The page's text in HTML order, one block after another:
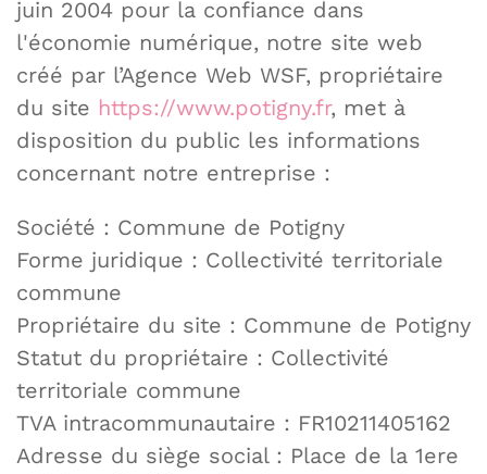
juin 2004 pour la confiance dans
l'économie numérique, notre site web
créé par l’Agence Web WSF, propriétaire
du site https://www.potigny.fr, met à
disposition du public les informations
concernant notre entreprise :
Société : Commune de Potigny
Forme juridique : Collectivité territoriale
commune
Propriétaire du site : Commune de Potigny
Statut du propriétaire : Collectivité
territoriale commune
TVA intracommunautaire : FR10211405162
Adresse du siège social : Place de la 1ere